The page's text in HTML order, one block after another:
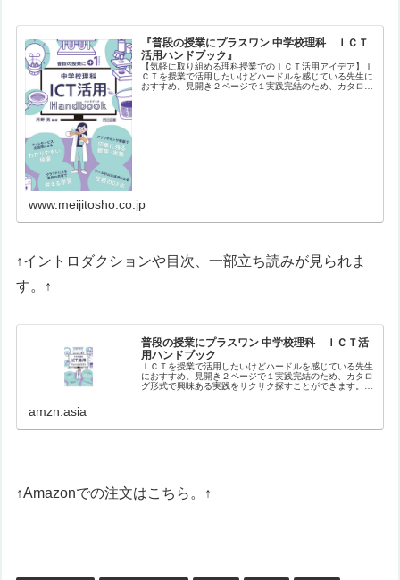
『普段の授業にプラスワン 中学校理科 ＩＣＴ
活用ハンドブック』
【気軽に取り組める理科授業でのＩＣＴ活用アイデア】Ｉ
ＣＴを授業で活用したいけどハードルを感じている先生に
おすすめ。見開き２ページで１実践完結のため、カタログ
www.meijitosho.co.jp
↑イントロダクションや目次、一部立ち読みが見られま
す。↑
普段の授業にプラスワン 中学校理科 ＩＣＴ活
用ハンドブック
ＩＣＴを授業で活用したいけどハードルを感じている先生
におすすめ。見開き２ページで１実践完結のため、カタロ
グ形式で興味ある実践をサクサク探すことができます。バ
amzn.asia
↑Amazonでの注文はこちら。↑